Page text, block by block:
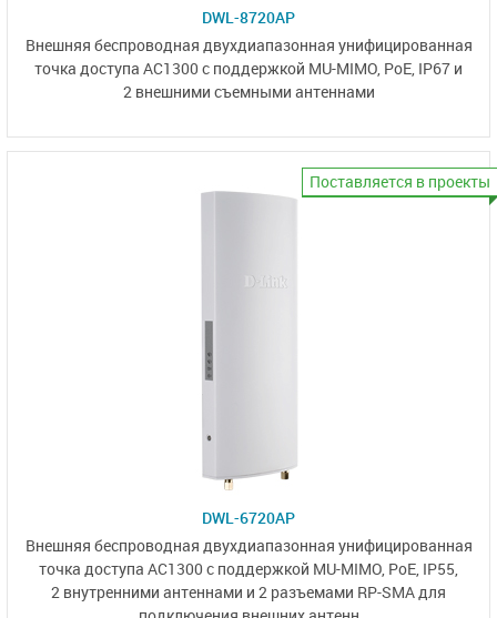
DWL-8720AP
Внешняя беспроводная двухдиапазонная унифицированная
точка доступа AC1300 с поддержкой MU-MIMO, PoE, IP67 и
2 внешними съемными антеннами
Поставляется в проекты
DWL-6720AP
Внешняя беспроводная двухдиапазонная унифицированная
точка доступа AC1300 с поддержкой MU-MIMO, PoE, IP55,
2 внутренними антеннами и 2 разъемами RP-SMAдля